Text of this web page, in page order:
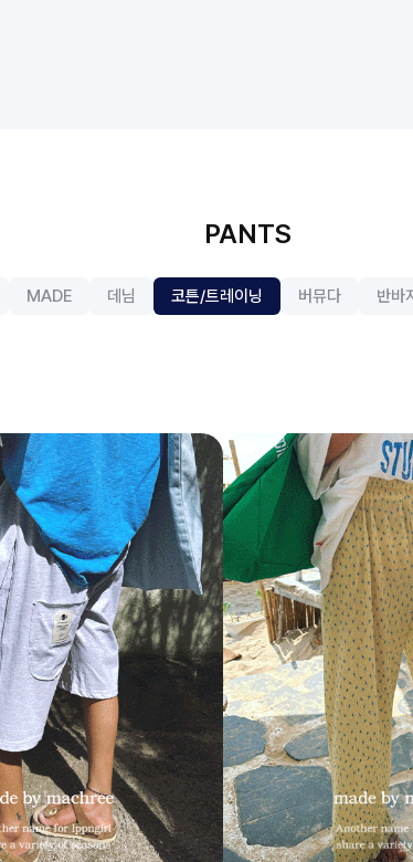
PANTS
MADE 데님 코튼/트레이닝 버뮤다 반바